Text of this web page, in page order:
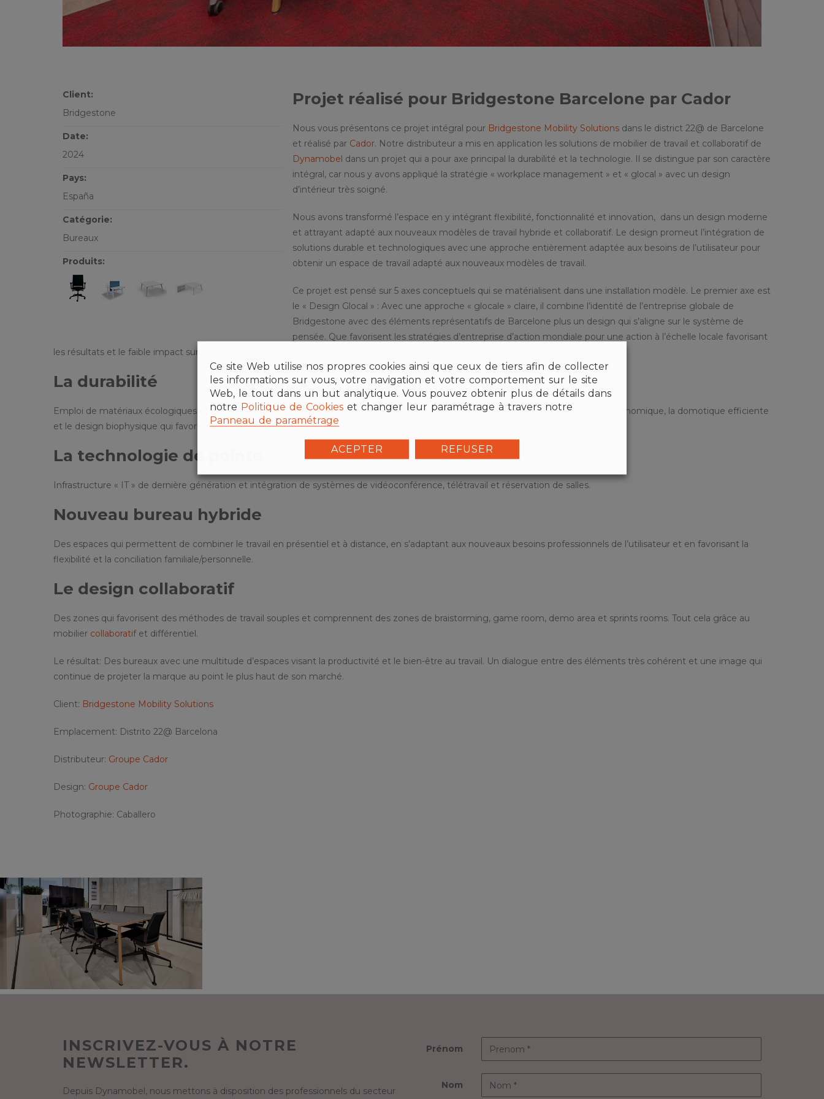
Client:
Bridgestone
Date:
2024
Pays:
España
Catégorie:
Bureaux
Produits:
Projet réalisé pour Bridgestone Barcelone par Cador
Nous vous présentons ce projet intégral pour Bridgestone Mobility Solutions dans le district 22@ de Barcelone
et réalisé par Cador. Notre distributeur a mis en application les solutions de mobilier de travail et collaboratif de
Dynamobel dans un projet qui a pour axe principal la durabilité et la technologie. Il se distingue par son caractère
intégral, car nous y avons appliqué la stratégie « workplace management » et « glocal » avec un design
d’intérieur très soigné.
Nous avons transformé l’espace en y intégrant flexibilité, fonctionnalité et innovation, dans un design moderne
et attrayant adapté aux nouveaux modèles de travail hybride et collaboratif. Le design promeut l’intégration de
solutions durable et technologiques avec une approche entièrement adaptée aux besoins de l’utilisateur pour
obtenir un espace de travail adapté aux nouveaux modèles de travail.
Ce projet est pensé sur 5 axes conceptuels qui se matérialisent dans une installation modèle. Le premier axe est
le « Design Glocal » : Avec une approche « glocale » claire, il combine l’identité de l’entreprise globale de
Bridgestone avec des éléments représentatifs de Barcelone plus un design qui s’aligne sur le système de
pensée. Que favorisent les stratégies d’entreprise d’action mondiale pour une action à l’échelle locale favorisant
les résultats et le faible impact sur l’environnement.
La durabilité
Emploi de matériaux écologiques et de certificats deDynamobel(Leed, Cradle to Cradle, ISO, Ergonomie et RSE), l’éclairage LED économique, la domotique efficiente
et le design biophysique qui favorise une ambiance saine et ergonomique.
La technologie de pointe
Infrastructure « IT » de dernière génération et intégration de systèmes de vidéoconférence, télétravail et réservation de salles.
Nouveau bureau hybride
Des espaces qui permettent de combiner le travail en présentiel et à distance, en s’adaptant aux nouveaux besoins professionnels de l’utilisateur et en favorisant la
flexibilité et la conciliation familiale/personnelle.
Le design collaboratif
Des zones qui favorisent des méthodes de travail souples et comprennent des zones de braistorming, game room, demo area et sprints rooms. Tout cela grâce au
mobilier collaboratifet différentiel.
Le résultat: Des bureaux avec une multitude d’espaces visant la productivité et le bien-être au travail. Un dialogue entre des éléments très cohérent et une image qui
continue de projeter la marque au point le plus haut de son marché.
Client: Bridgestone Mobility Solutions
Emplacement: Distrito 22@ Barcelona
Distributeur: Groupe Cador
Design: Groupe Cador
Photographie: Caballero
INSCRIVEZ-VOUS À NOTRE
NEWSLETTER.
Depuis Dynamobel, nous mettons à disposition des professionnels du secteur
Prénom
Nom
Ce site Web utilise nos propres cookies ainsi que ceux de tiers afin de collecter
les informations sur vous, votre navigation et votre comportement sur le site
Web, le tout dans un but analytique. Vous pouvez obtenir plus de détails dans
notre Politique de Cookies et changer leur paramétrage à travers notre
Panneau de paramétrage
ACEPTER REFUSER